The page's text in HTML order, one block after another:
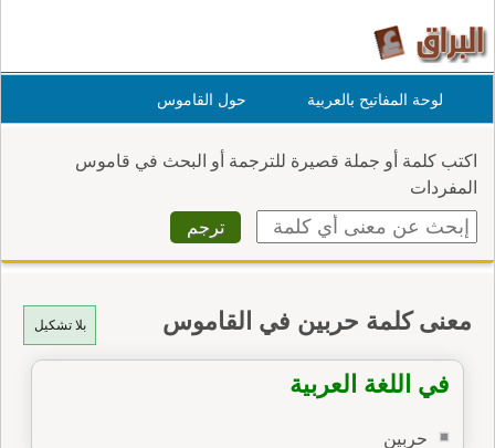
لوحة المفاتيح بالعربية حول القاموس
اكتب كلمة أو جملة قصيرة للترجمة أو البحث في قاموس
المفردات
بلا تشكيل معنى كلمة حربين في القاموس
في اللغة العربية
حربين